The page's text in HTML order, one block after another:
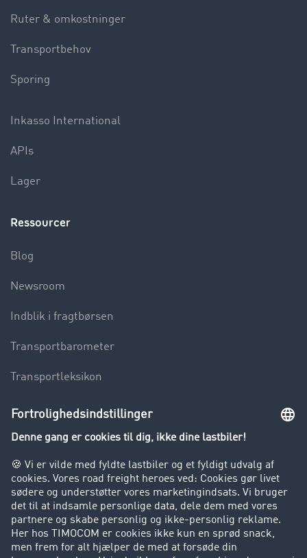
Ruter & omkostninger
Transportbehov
Sporing
Inkasso International
APIs
Lager
Ressourcer
Blog
Newsroom
Indblik i fragtbørsen
Transportbarometer
Transportleksikon
Lastbilkørsel forbudt
Kunder hverver kunder
Success Stories
Support